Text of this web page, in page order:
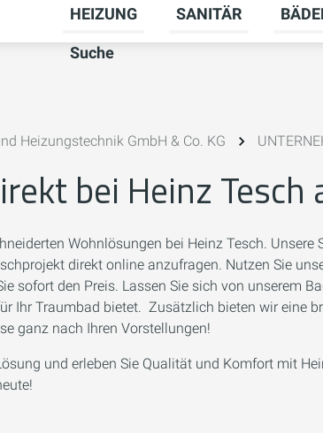
HEIZUNG
Untermenü für
SANITÄR
Suche
Heizungstechnik GmbH & Co. KG
bei Heinz Tesch
Wohnlösungen bei Heinz Tesch.
direkt online anzufragen. Nutzen Sie
sofort den Preis. Lassen Sie sich von unserem
Ihr Traumbad bietet. Zusätzlich bieten wir eine
ganz nach Ihren Vorstellungen!
und erleben Sie Qualität und Komfort mit